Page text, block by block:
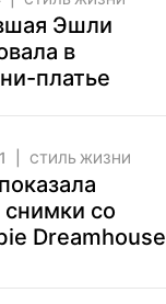
Эшли
в
платье
СТИЛЬ ЖИЗНИ
со
Dreamhouse